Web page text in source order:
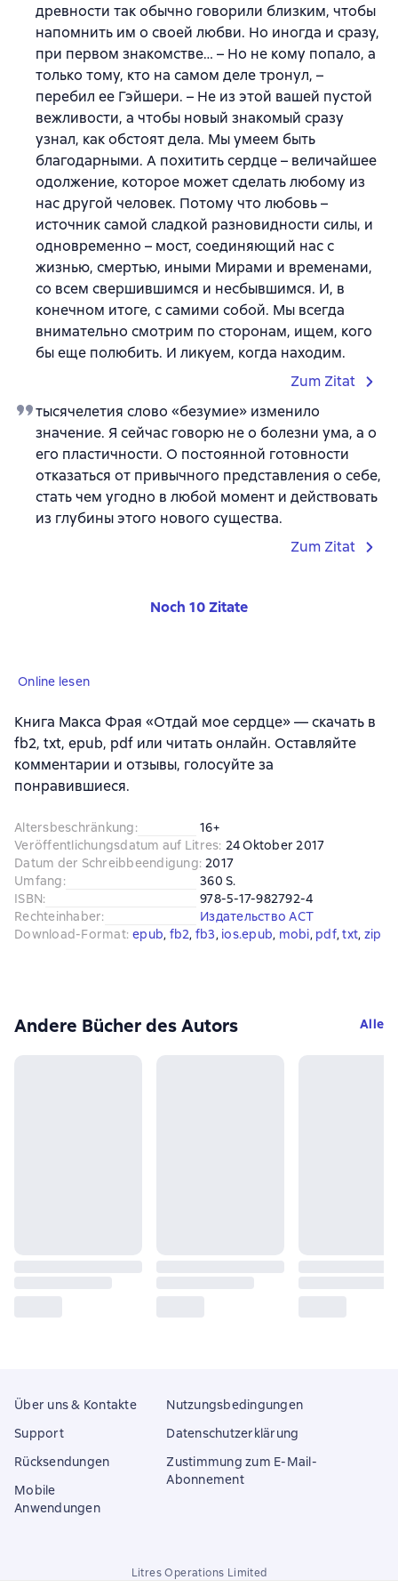
древности так обычно говорили близким, чтобы
напомнить им о своей любви. Но иногда и сразу,
при первом знакомстве… – Но не кому попало, а
только тому, кто на самом деле тронул, –
перебил ее Гэйшери. – Не из этой вашей пустой
вежливости, а чтобы новый знакомый сразу
узнал, как обстоят дела. Мы умеем быть
благодарными. А похитить сердце – величайшее
одолжение, которое может сделать любому из
нас другой человек. Потому что любовь –
источник самой сладкой разновидности силы, и
одновременно – мост, соединяющий нас с
жизнью, смертью, иными Мирами и временами,
со всем свершившимся и несбывшимся. И, в
конечном итоге, с самими собой. Мы всегда
внимательно смотрим по сторонам, ищем, кого
бы еще полюбить. И ликуем, когда находим.
Zum Zitat
тысячелетия слово «безумие» изменило
значение. Я сейчас говорю не о болезни ума, а о
его пластичности. О постоянной готовности
отказаться от привычного представления о себе,
стать чем угодно в любой момент и действовать
из глубины этого нового существа.
Zum Zitat
Noch 10 Zitate
Online lesen
Книга Макса Фрая «Отдай мое сердце» — скачать в
fb2, txt, epub, pdf или читать онлайн. Оставляйте
комментарии и отзывы, голосуйте за
понравившиеся.
Altersbeschränkung:
16+
Veröffentlichungsdatum auf Litres: 24 Oktober 2017
Datum der Schreibbeendigung: 2017
Umfang:
360 S.
ISBN:
978-5-17-982792-4
Rechteinhaber:
Издательство АСТ
Download-Format: epub, fb2, fb3, ios.epub, mobi, pdf, txt, zip
Andere Bücher des Autors Alle
Über uns & Kontakte
Support
Rücksendungen
Mobile
Anwendungen
Nutzungsbedingungen
Datenschutzerklärung
Zustimmung zum E-Mail-
Abonnement
Litres Operations Limited